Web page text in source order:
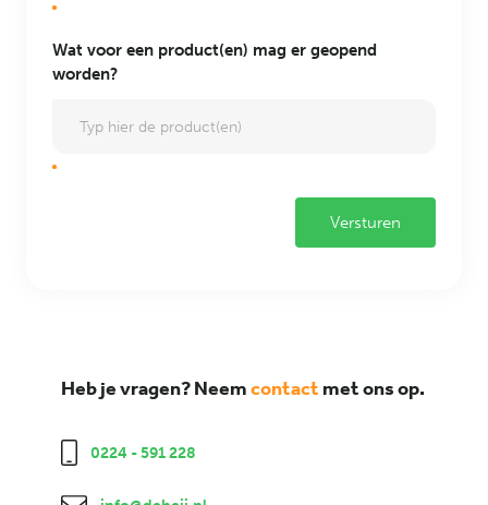
Wat voor een product(en) mag er geopend
worden?
Heb je vragen? Neemcontactmet ons op.
0224 - 591 228